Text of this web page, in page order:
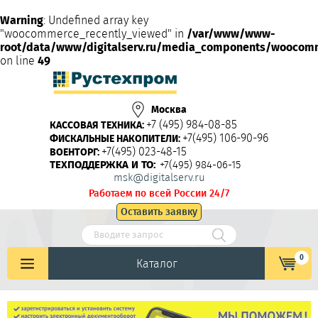
Warning: Undefined array key
"woocommerce_recently_viewed" in /var/www/www-
root/data/www/digitalserv.ru/media_components/
on line 49
Москва
КАССОВАЯ ТЕХНИКА: +7 (495) 984-08-85
ФИСКАЛЬНЫЕ НАКОПИТЕЛИ: +7(495) 106-90-96
ВОЕНТОРГ: +7(495) 023-48-15
ТЕХПОДДЕРЖКА И ТО: +7(495) 984-06-15
msk@digitalserv.ru
Работаем по всей России 24/7
Оставить заявку
Каталог 0